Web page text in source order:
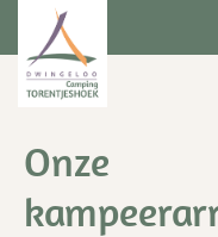
Onze